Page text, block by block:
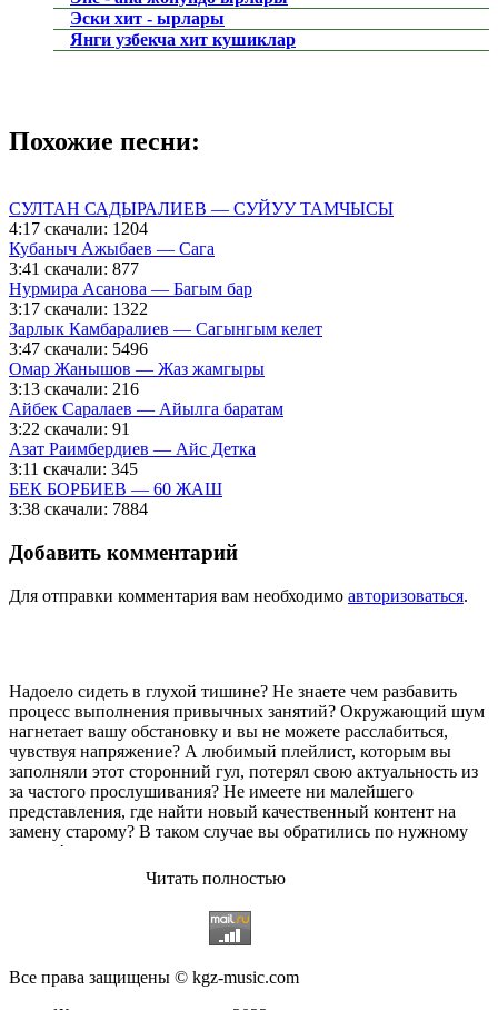
Эски хит - ырлары
Янги узбекча хит кушиклар
Похожие песни:
СУЛТАН САДЫРАЛИЕВ — СУЙУУ ТАМЧЫСЫ
4:17 скачали: 1204
Кубаныч Ажыбаев — Сага
3:41 скачали: 877
Нурмира Асанова — Багым бар
3:17 скачали: 1322
Зарлык Камбаралиев — Сагынгым келет
3:47 скачали: 5496
Омар Жанышов — Жаз жамгыры
3:13 скачали: 216
Айбек Саралаев — Айылга баратам
3:22 скачали: 91
Азат Раимбердиев — Айс Детка
3:11 скачали: 345
БЕК БОРБИЕВ — 60 ЖАШ
3:38 скачали: 7884
Добавить комментарий
Для отправки комментария вам необходимо авторизоваться.
Надоело сидеть в глухой тишине? Не знаете чем разбавить
процесс выполнения привычных занятий? Окружающий шум
нагнетает вашу обстановку и вы не можете расслабиться,
чувствуя напряжение? А любимый плейлист, которым вы
заполняли этот сторонний гул, потерял свою актуальность из
за частого прослушивания? Не имеете ни малейшего
представления, где найти новый качественный контент на
замену старому? В таком случае вы обратились по нужному
адресу!
Музыкальный портал KGZ Musicс большой радостью
приветствует своих старых и новых слушателей! Специально
для вас мы заготовили чудесную подборку самых лучших
песен всех времён во всех жанровых стилистиках. Огромное
количество старых и новых треков, самые востребованные и
популярные композиции отечественных и зарубежных
Читать полностью
Все права защищены © kgz-music.com